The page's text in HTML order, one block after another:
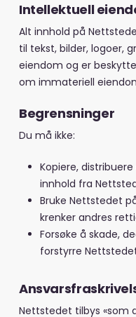
Intellektuell
Alt innhold på
til tekst, bilder, logoer,
eiendom og er
om immateriell
Begrensninger
Du må ikke:
Kopiere,
innhold fra
Bruke Nettstedet
krenker andres
Forsøke å skade,
forstyrre
Nettstedet tilbys «som